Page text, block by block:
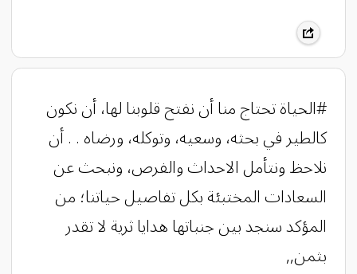
#الحياة تحتاج منا أن نفتح قلوبنا لها، أن نكون
كالطير في بحثه، وسعيه، وتوكله، ورضاه . . أن
نلاحظ ونتأمل الاحداث والفرص، ونبحث عن
السعادات المختبئة بكل تفاصيل حياتنا؛ من
المؤكد سنجد بين جنباتها هدايا ثرية لا تقدر
بثمن,,